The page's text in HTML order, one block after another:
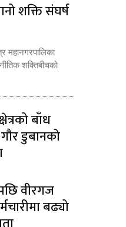
शक्ति संघर्ष
शक्तिबीचको
बाँध
डुबानको
वीरगज
बढ्यो